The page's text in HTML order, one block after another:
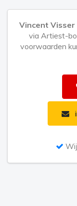
Vincent Visser
via Artiest-
voorwaarden